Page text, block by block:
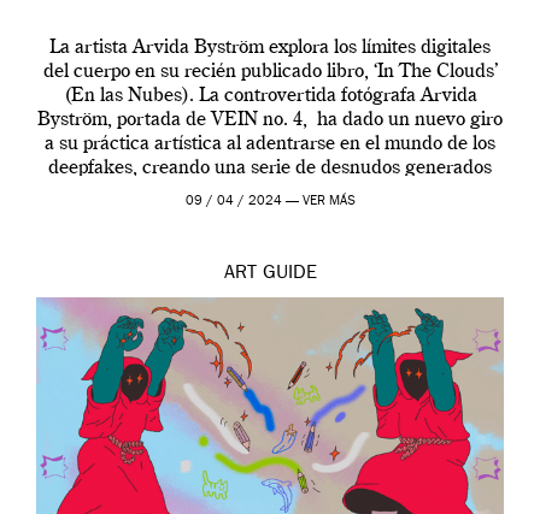
La artista Arvida Byström explora los límites digitales
del cuerpo en su recién publicado libro, ‘In The Clouds’
(En las Nubes). La controvertida fotógrafa Arvida
Byström, portada de VEIN no. 4, ha dado un nuevo giro
a su práctica artística al adentrarse en el mundo de los
deepfakes, creando una serie de desnudos generados
por […]
09 / 04 / 2024 — VER MÁS
ART GUIDE